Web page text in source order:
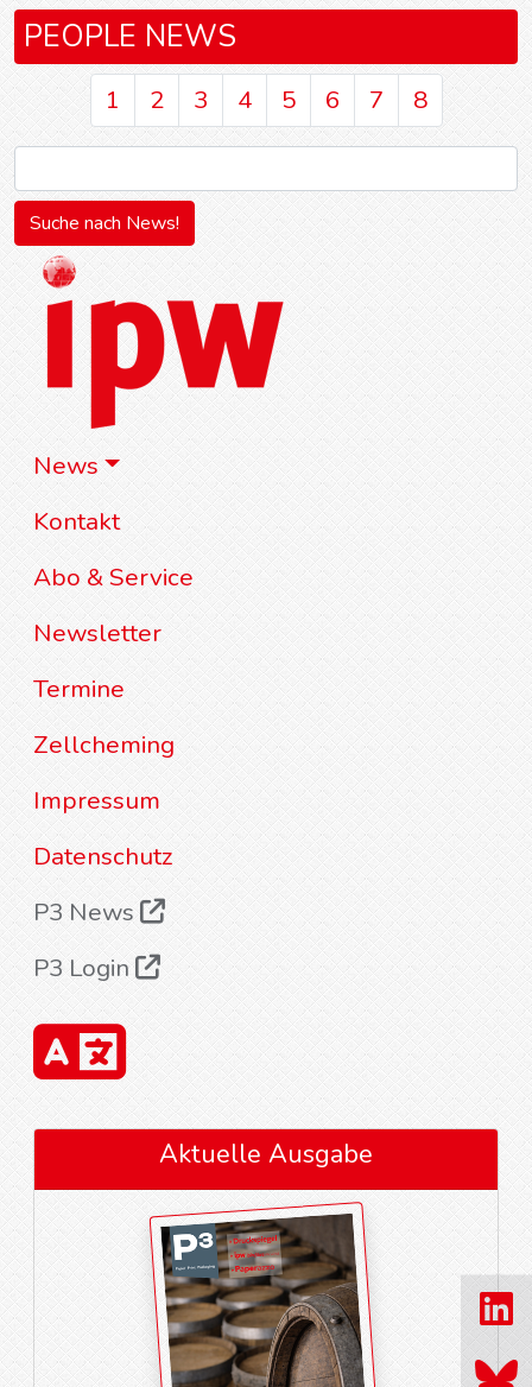
News
Kontakt
Abo & Service
Newsletter
Termine
Zellcheming
Impressum
Datenschutz
P3 News
P3 Login
Aktuelle Ausgabe
PEOPLE NEWS
1 2 3 4 5 6 7 8